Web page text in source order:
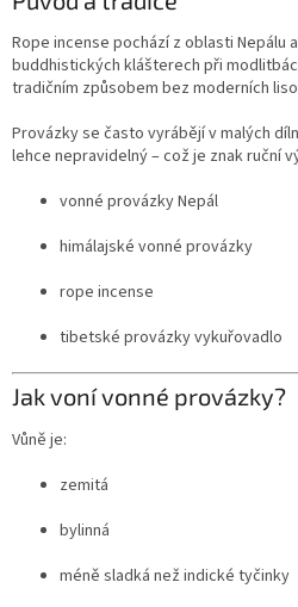
Rope incense pochází z oblasti Nepálu
buddhistických klášterech při
tradičním způsobem bez moderních
Provázky se často vyrábějí v malých
lehce nepravidelný – což je znak ruční
vonné provázky Nepál
himálajské vonné provázky
rope incense
tibetské provázky vykuřovadlo
Jak voní vonné provázky?
Vůně je:
zemitá
bylinná
méně sladká než indické tyčinky